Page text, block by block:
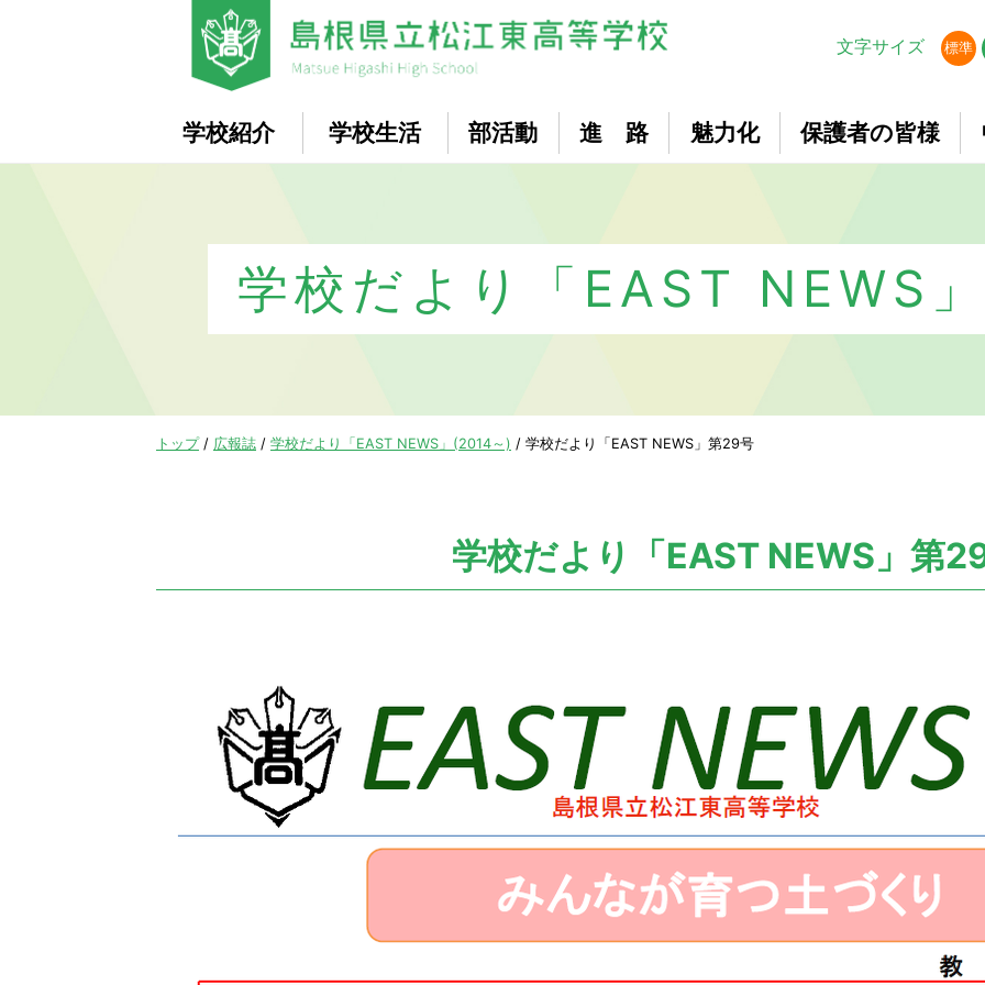
文字サイズ
標準
学校紹介 学校生活 部活動 進 路 魅力化 保護者の皆様
学校だより「EAST NEWS
現
トップ/ 広報誌 / 学校だより「EAST NEWS」(2014～) / 学校だより「EAST NEWS」第29号
学校だより「EAST NEWS」第